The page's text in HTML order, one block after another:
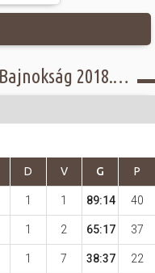
Városi Kispályás Labdarúgó Bajnokság 2018. - Tabella - Női osztály
D V G P
1 1 89:14 40
1 2 65:17 37
1 7 38:37 22